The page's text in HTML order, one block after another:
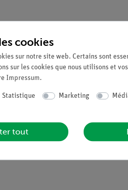
est déterminée et la loi
cuivre et de l'aluminium en
cookies
sur notre site web. Certains sont
sur les cookies que nous utilisons et
Impressum.
Statistique Marketing
tout